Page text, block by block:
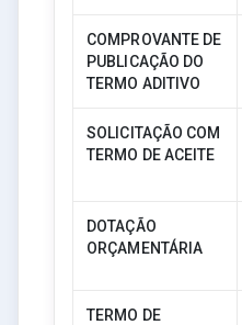
COMPROVANTE DE
PUBLICAÇÃO DO
TERMO ADITIVO
SOLICITAÇÃO COM
TERMO DE ACEITE
DOTAÇÃO
ORÇAMENTÁRIA
TERMO DE